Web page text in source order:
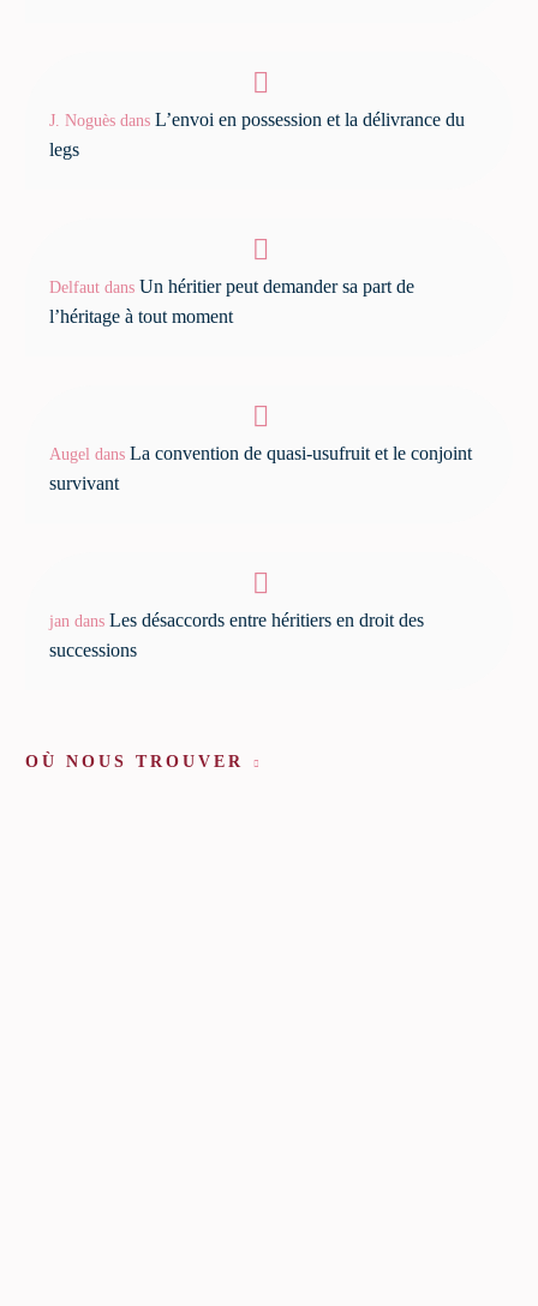
J. Noguès dans L’envoi en possession et la délivrance du
legs
Delfaut dans Un héritier peut demander sa part de
l’héritage à tout moment
Augel dans La convention de quasi-usufruit et le conjoint
survivant
jan dans Les désaccords entre héritiers en droit des
successions
OÙ NOUS TROUVER